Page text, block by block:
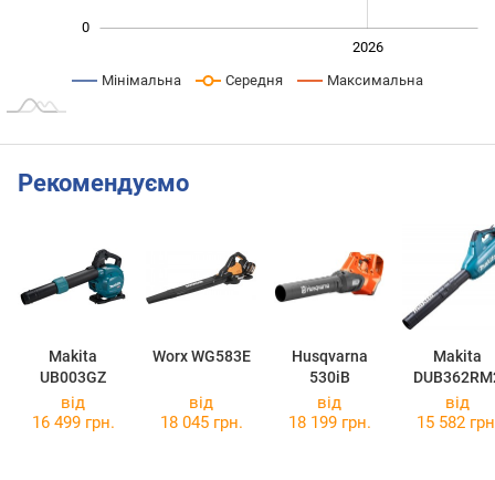
0
2026
Мінімальна Середня Максимальна
Рекомендуємо
Makita
UB003GZ
Worx WG583E
Husqvarna
530iB
Makita
від
16 499 грн.
від
18 045 грн.
від
18 199 грн.
від
15 582